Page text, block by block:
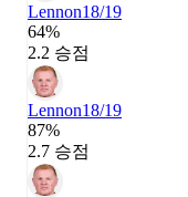
Lennon18/19
64%
2.2 승점
Lennon18/19
87%
2.7 승점